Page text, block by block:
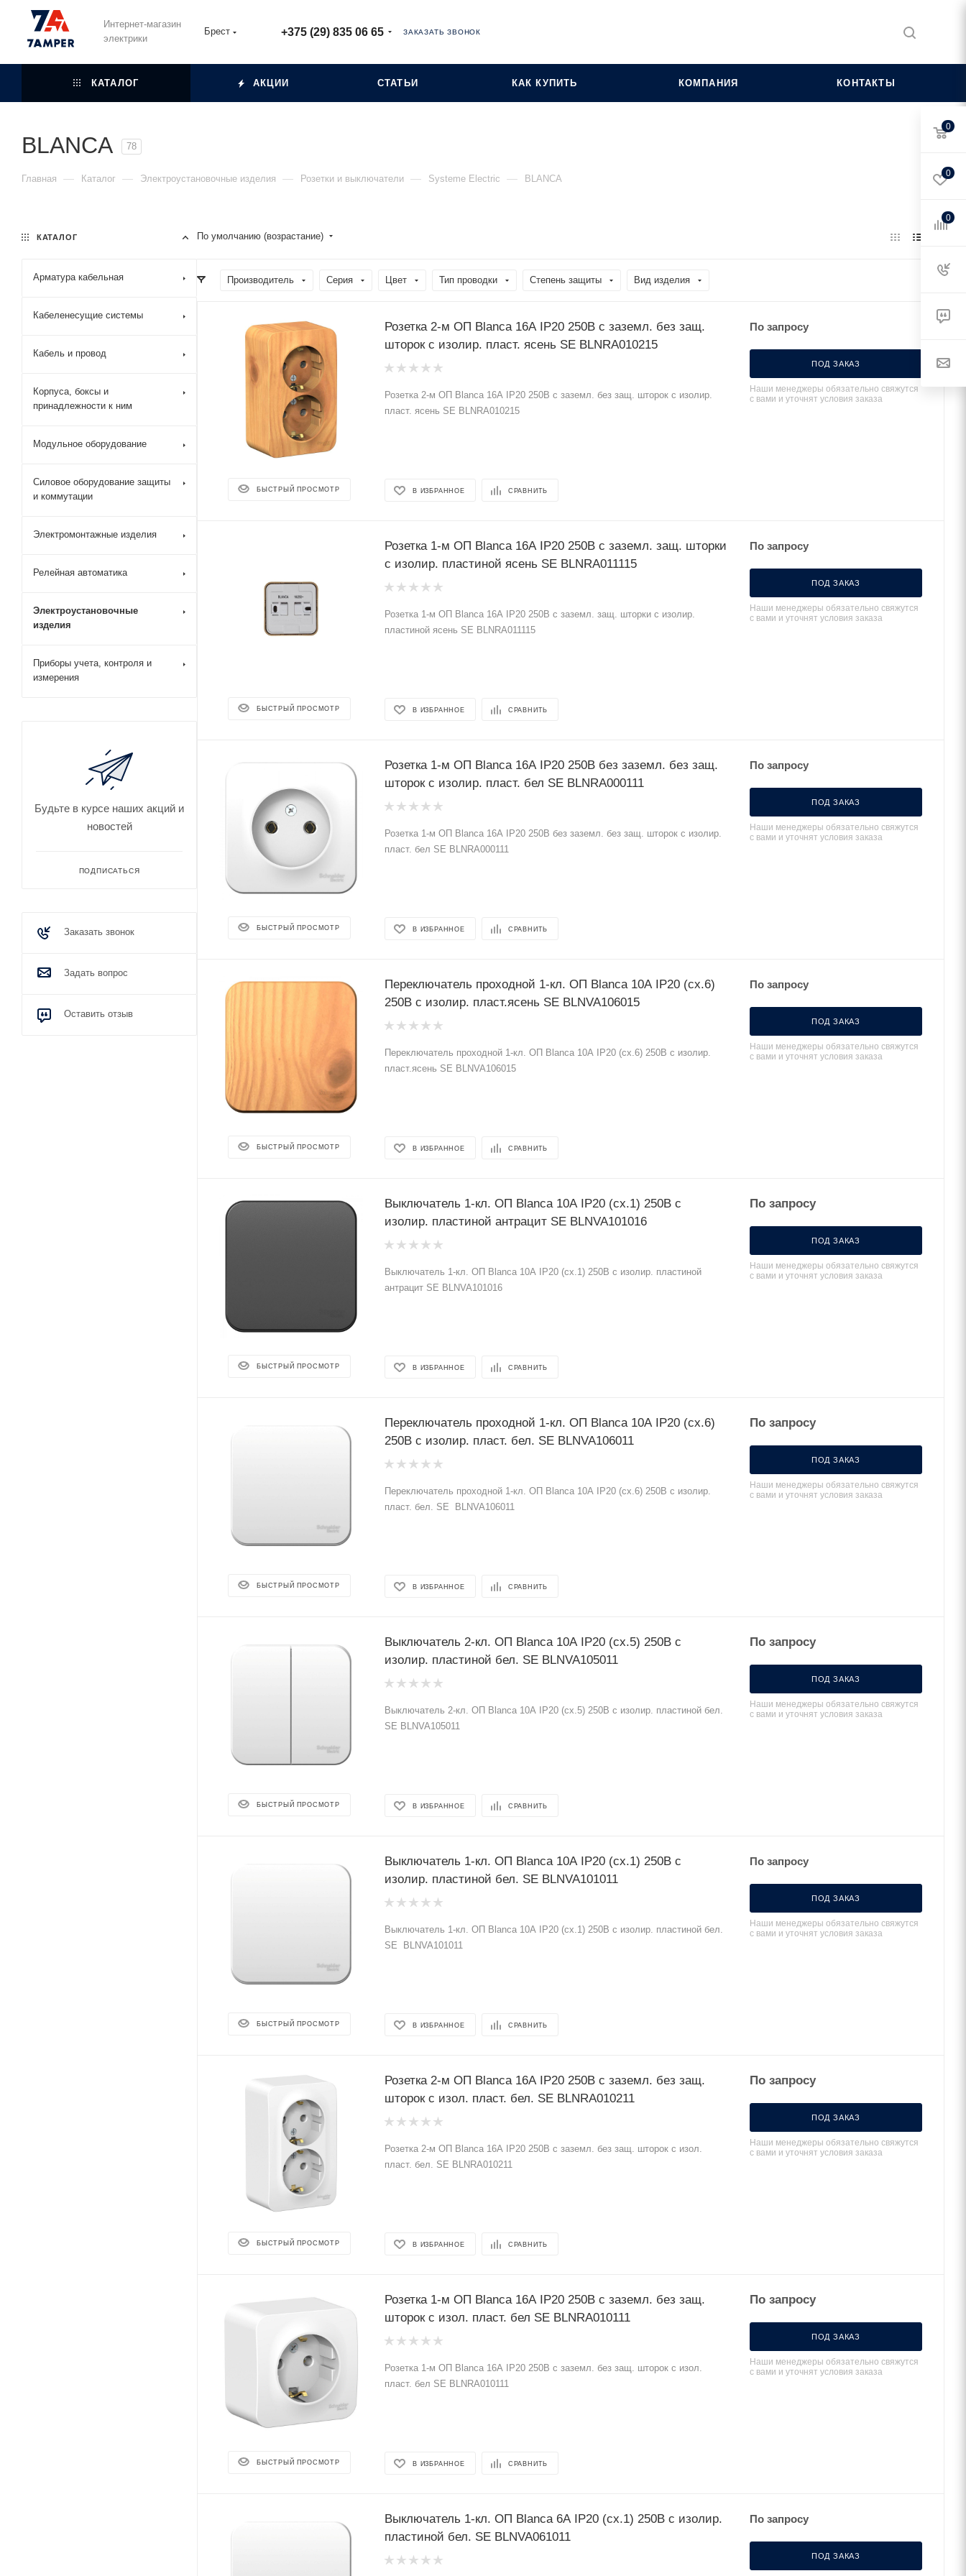
Интернет-магазин
электрики
Брест +375 (29) 835 06 65 ЗАКАЗАТЬ ЗВОНОК
КАТАЛОГ АКЦИИ СТАТЬИ КАК КУПИТЬ КОМПАНИЯ КОНТАКТЫ
BLANCA 78
Главная — Каталог — Электроустановочные изделия — Розетки и выключатели — Systeme Electric — BLANCA
По умолчанию (возрастание)
Производитель Серия Цвет Тип проводки Степень защиты Вид изделия
БЫСТРЫЙ ПРОСМОТР
Розетка 2-м ОП Blanca 16А IP20 250В с заземл. без защ.
шторок с изолир. пласт. ясень SE BLNRA010215
Розетка 2-м ОП Blanca 16А IP20 250В с заземл. без защ. шторок с изолир.
пласт. ясень SE BLNRA010215
В ИЗБРАННОЕ СРАВНИТЬ
По запросу
ПОД ЗАКАЗ
Наши менеджеры обязательно свяжутся
с вами и уточнят условия заказа
БЫСТРЫЙ ПРОСМОТР
Розетка 1-м ОП Blanca 16А IP20 250В с заземл. защ. шторки
с изолир. пластиной ясень SE BLNRA011115
Розетка 1-м ОП Blanca 16А IP20 250В с заземл. защ. шторки с изолир.
пластиной ясень SE BLNRA011115
В ИЗБРАННОЕ СРАВНИТЬ
По запросу
ПОД ЗАКАЗ
Наши менеджеры обязательно свяжутся
с вами и уточнят условия заказа
БЫСТРЫЙ ПРОСМОТР
Розетка 1-м ОП Blanca 16А IP20 250В без заземл. без защ.
шторок с изолир. пласт. бел SE BLNRA000111
Розетка 1-м ОП Blanca 16А IP20 250В без заземл. без защ. шторок с изолир.
пласт. бел SE BLNRA000111
В ИЗБРАННОЕ СРАВНИТЬ
По запросу
ПОД ЗАКАЗ
Наши менеджеры обязательно свяжутся
с вами и уточнят условия заказа
БЫСТРЫЙ ПРОСМОТР
Переключатель проходной 1-кл. ОП Blanca 10А IP20 (сх.6)
250В с изолир. пласт.ясень SE BLNVA106015
Переключатель проходной 1-кл. ОП Blanca 10А IP20 (сх.6) 250В с изолир.
пласт.ясень SE BLNVA106015
В ИЗБРАННОЕ СРАВНИТЬ
По запросу
ПОД ЗАКАЗ
Наши менеджеры обязательно свяжутся
с вами и уточнят условия заказа
БЫСТРЫЙ ПРОСМОТР
Выключатель 1-кл. ОП Blanca 10А IP20 (сх.1) 250В с
изолир. пластиной антрацит SE BLNVA101016
Выключатель 1-кл. ОП Blanca 10А IP20 (сх.1) 250В с изолир. пластиной
антрацит SE BLNVA101016
В ИЗБРАННОЕ СРАВНИТЬ
По запросу
ПОД ЗАКАЗ
Наши менеджеры обязательно свяжутся
с вами и уточнят условия заказа
БЫСТРЫЙ ПРОСМОТР
Переключатель проходной 1-кл. ОП Blanca 10А IP20 (сх.6)
250В с изолир. пласт. бел. SE BLNVA106011
Переключатель проходной 1-кл. ОП Blanca 10А IP20 (сх.6) 250В с изолир.
пласт. бел. SE BLNVA106011
В ИЗБРАННОЕ СРАВНИТЬ
По запросу
ПОД ЗАКАЗ
Наши менеджеры обязательно свяжутся
с вами и уточнят условия заказа
БЫСТРЫЙ ПРОСМОТР
Выключатель 2-кл. ОП Blanca 10А IP20 (сх.5) 250В с
изолир. пластиной бел. SE BLNVA105011
Выключатель 2-кл. ОП Blanca 10А IP20 (сх.5) 250В с изолир. пластиной бел.
SE BLNVA105011
В ИЗБРАННОЕ СРАВНИТЬ
По запросу
ПОД ЗАКАЗ
Наши менеджеры обязательно свяжутся
с вами и уточнят условия заказа
БЫСТРЫЙ ПРОСМОТР
Выключатель 1-кл. ОП Blanca 10А IP20 (сх.1) 250В c
изолир. пластиной бел. SE BLNVA101011
Выключатель 1-кл. ОП Blanca 10А IP20 (сх.1) 250В c изолир. пластиной бел.
SE BLNVA101011
В ИЗБРАННОЕ СРАВНИТЬ
По запросу
ПОД ЗАКАЗ
Наши менеджеры обязательно свяжутся
с вами и уточнят условия заказа
БЫСТРЫЙ ПРОСМОТР
Розетка 2-м ОП Blanca 16А IP20 250В с заземл. без защ.
шторок с изол. пласт. бел. SE BLNRA010211
Розетка 2-м ОП Blanca 16А IP20 250В с заземл. без защ. шторок с изол.
пласт. бел. SE BLNRA010211
В ИЗБРАННОЕ СРАВНИТЬ
По запросу
ПОД ЗАКАЗ
Наши менеджеры обязательно свяжутся
с вами и уточнят условия заказа
БЫСТРЫЙ ПРОСМОТР
Розетка 1-м ОП Blanca 16А IP20 250В с заземл. без защ.
шторок с изол. пласт. бел SE BLNRA010111
Розетка 1-м ОП Blanca 16А IP20 250В с заземл. без защ. шторок с изол.
пласт. бел SE BLNRA010111
В ИЗБРАННОЕ СРАВНИТЬ
По запросу
ПОД ЗАКАЗ
Наши менеджеры обязательно свяжутся
с вами и уточнят условия заказа
Выключатель 1-кл. ОП Blanca 6А IP20 (сх.1) 250В с изолир.
пластиной бел. SE BLNVA061011
По запросу
ПОД ЗАКАЗ
КАТАЛОГ
Арматура кабельная
Кабеленесущие системы
Кабель и провод
Корпуса, боксы и
принадлежности к ним
Модульное оборудование
Силовое оборудование защиты
и коммутации
Электромонтажные изделия
Релейная автоматика
Электроустановочные
изделия
Приборы учета, контроля и
измерения
Будьте в курсе наших акций и
новостей
ПОДПИСАТЬСЯ
Заказать звонок
Задать вопрос
Оставить отзыв
0
0
0